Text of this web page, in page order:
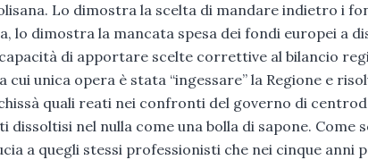
Lo dimostra la scelta di mandare indietro i
lo dimostra la mancata spesa dei fondi europei a
di apportare scelte correttive al bilancio
unica opera è stata “ingessare” la Regione e
quali reati nei confronti del governo di
dissoltisi nel nulla come una bolla di sapone. Come
a quegli stessi professionisti che nei cinque anni